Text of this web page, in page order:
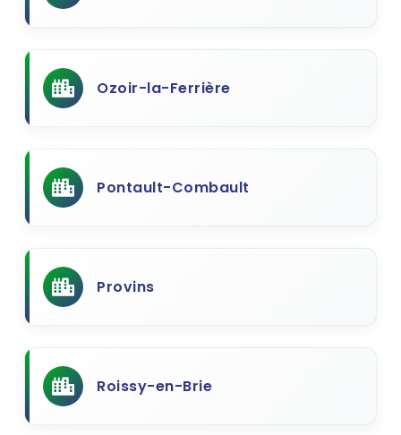
Ozoir-la-Ferrière
Pontault-Combault
Provins
Roissy-en-Brie